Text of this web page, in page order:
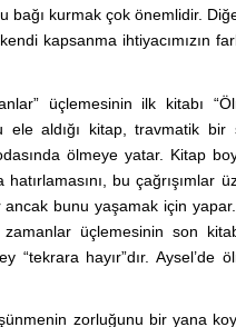
bağı kurmak çok önemlidir.
kapsanma ihtiyacımızın
üçlemesinin ilk kitabı
ele aldığı kitap, travmatik bir
ölmeye yatar. Kitap
hatırlamasını, bu çağrışımlar
bunu yaşamak için
üçlemesinin son
“tekrara hayır”dır. Aysel’de
zorluğunu bir yana